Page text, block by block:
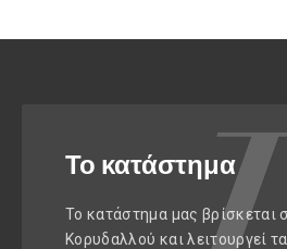
Το κατάστημα
Το κατάστημα μας βρίσκεται
Κορυδαλλού και λειτουργεί